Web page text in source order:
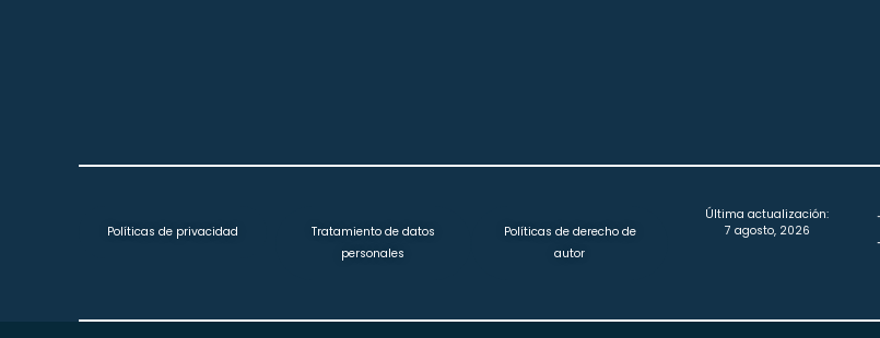
Políticas de privacidad
Tratamiento de datos
personales
Políticas de derecho de
autor
Última actualización:
7 agosto, 2026